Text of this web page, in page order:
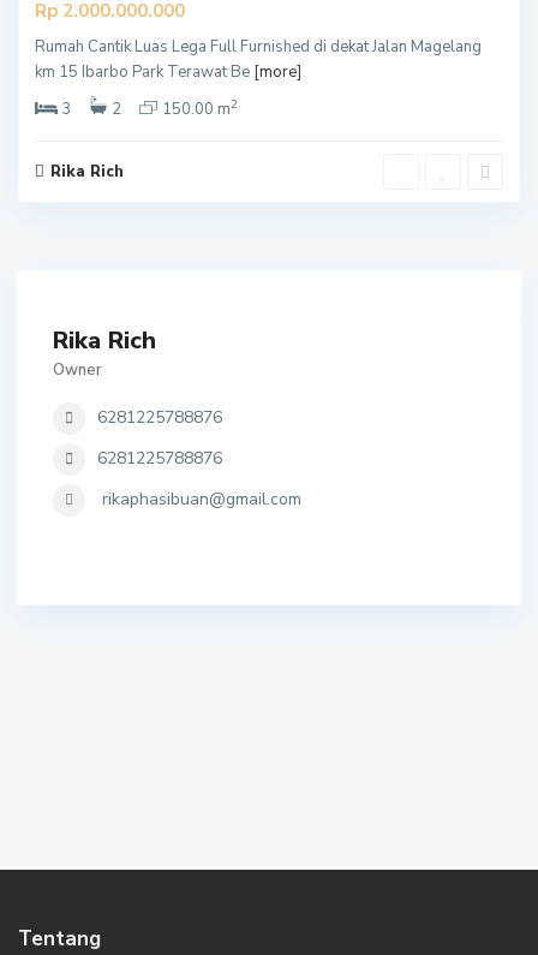
Rp 2.000.000.000
Rumah Cantik Luas Lega Full Furnished di dekat Jalan Magelang
km 15 Ibarbo Park Terawat Be [more]
3
2 150.00 m2
Rika Rich
Rika Rich
Owner
6281225788876
6281225788876
rikaphasibuan@gmail.com
Tentang